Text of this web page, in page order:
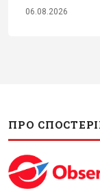
06.08.2026
ПРО